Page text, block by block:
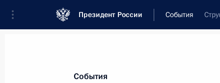
Президент России События
Новости
События